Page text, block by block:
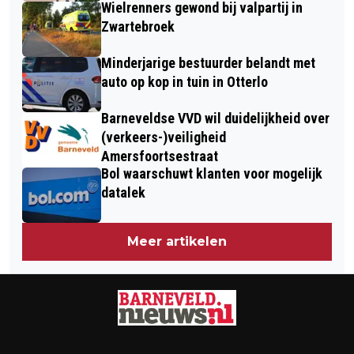
Wielrenners gewond bij valpartij in
Zwartebroek
Minderjarige bestuurder belandt met
auto op kop in tuin in Otterlo
Barneveldse VVD wil duidelijkheid over
(verkeers-)veiligheid
Amersfoortsestraat
Bol waarschuwt klanten voor mogelijk
datalek
Meer artikelen